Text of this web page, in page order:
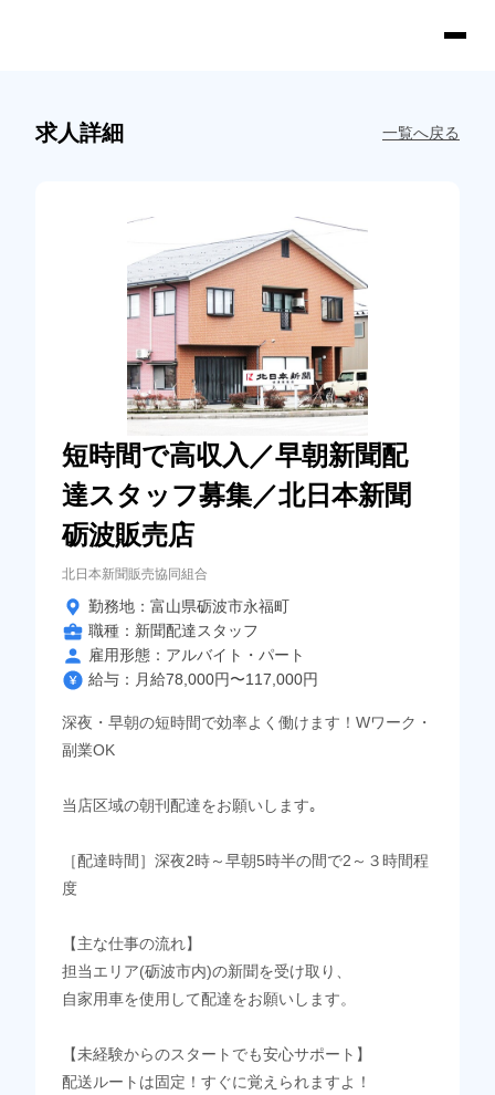
求人詳細 一覧へ戻る
短時間で高収入／早朝新聞配
達スタッフ募集／北日本新聞
砺波販売店
北日本新聞販売協同組合
勤務地：富山県砺波市永福町
職種：新聞配達スタッフ
雇用形態：アルバイト・パート
給与：月給78,000円〜117,000円
深夜・早朝の短時間で効率よく働けます！Wワーク・
副業OK
当店区域の朝刊配達をお願いします｡
［配達時間］深夜2時～早朝5時半の間で2～３時間程
度
【主な仕事の流れ】
担当エリア(砺波市内)の新聞を受け取り、
自家用車を使用して配達をお願いします。
【未経験からのスタートでも安心サポート】
配送ルートは固定！すぐに覚えられますよ！